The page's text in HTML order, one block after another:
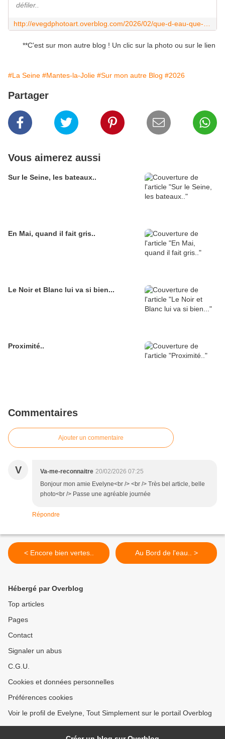
défiler..
**C'est sur mon autre blog ! Un clic sur la photo ou sur le lien
#La Seine #Mantes-la-Jolie #Sur mon autre Blog #2026
Partager
Vous aimerez aussi
Sur le Seine, les bateaux..
En Mai, quand il fait gris..
Le Noir et Blanc lui va si bien...
Proximité..
Commentaires
Ajouter un commentaire
V Va-me-reconnaitre 20/02/2026 07:25
Bonjour mon amie Evelyne<br /> <br /> Très bel article, belle
photo<br /> Passe une agréable journée
Répondre
< Encore bien vertes.. Au Bord de l'eau.. >
Hébergé par Overblog
Top articles
Pages
Contact
Signaler un abus
C.G.U.
Cookies et données personnelles
Préférences cookies
Voir le profil de Evelyne, Tout Simplement sur le portail Overblog